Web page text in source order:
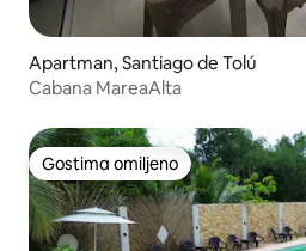
Apartman, Santiago de Tolú
Cabana MareaAlta
Gostima omiljeno
Gostima omiljeno